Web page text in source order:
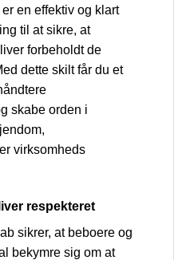
er en effektiv og klart
til at sikre, at
forbeholdt de
dette skilt får du et
skabe orden i
virksomheds
respekteret
sikrer, at beboere og
bekymre sig om at